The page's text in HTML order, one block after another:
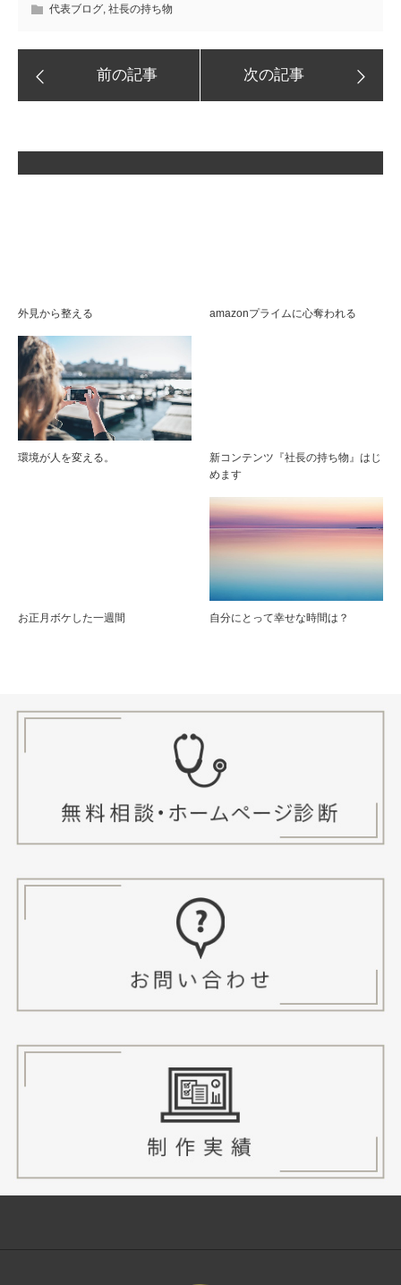
代表ブログ, 社長の持ち物
外見から整える amazonプライムに心奪われる
環境が人を変える。
新コンテンツ『社長の持ち物』はじ
めます
お正月ボケした一週間 自分にとって幸せな時間は？